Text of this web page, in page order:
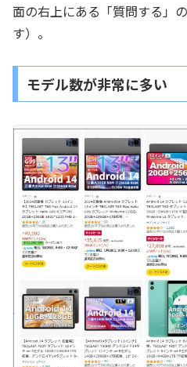
面の右上にある「質問する」
す）。
モデル数が非常に多い